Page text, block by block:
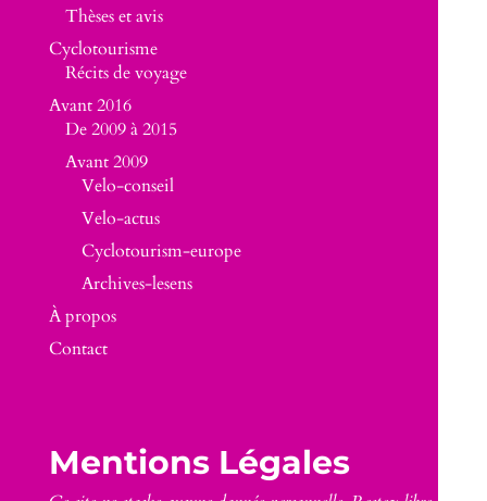
Thèses et avis
Cyclotourisme
Récits de voyage
Avant 2016
De 2009 à 2015
Avant 2009
Velo-conseil
Velo-actus
Cyclotourism-europe
Archives-lesens
À propos
Contact
Mentions Légales